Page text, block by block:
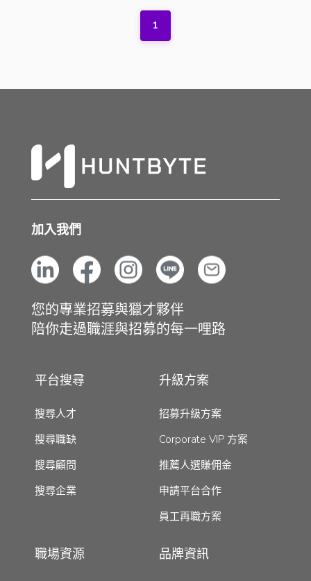
1
加入我們
您的專業招募與獵才夥伴
陪你走過職涯與招募的每一哩路
平台搜尋
搜尋人才
搜尋職缺
搜尋顧問
搜尋企業
升級方案
招募升級方案
Corporate VIP 方案
推薦人選賺佣金
申請平台合作
員工再職方案
職場資源 品牌資訊